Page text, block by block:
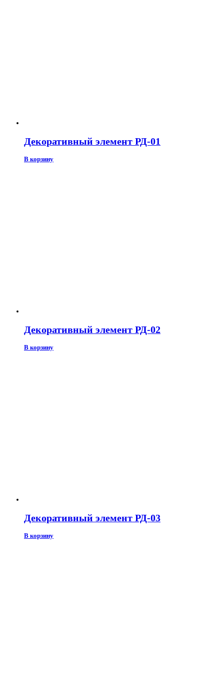
Декоративный элемент РД-01
В корзину
Декоративный элемент РД-02
В корзину
Декоративный элемент РД-03
В корзину